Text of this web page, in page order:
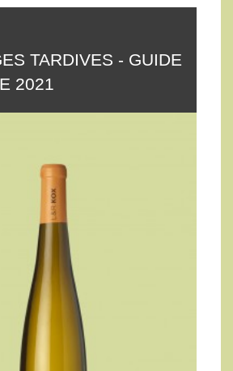
TARDIVES - GUIDE
2021